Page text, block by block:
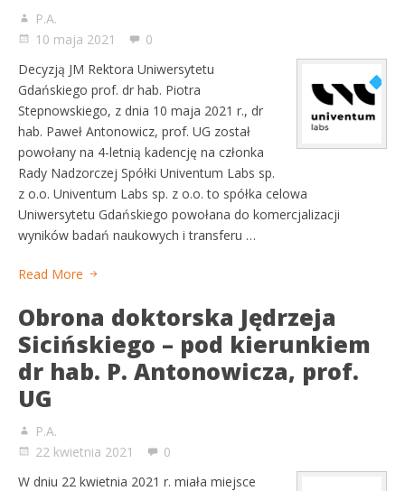
P.A.
10 maja 2021
0
Decyzją JM Rektora Uniwersytetu
Gdańskiego prof. dr hab. Piotra
Stepnowskiego, z dnia 10 maja 2021 r., dr
hab. Paweł Antonowicz, prof. UG został
powołany na 4-letnią kadencję na członka
Rady Nadzorczej Spółki Univentum Labs sp.
z o.o. Univentum Labs sp. z o.o. to spółka celowa
Uniwersytetu Gdańskiego powołana do komercjalizacji
wyników badań naukowych i transferu …
Read More
Obrona doktorska Jędrzeja
Sicińskiego – pod kierunkiem
dr hab. P. Antonowicza, prof.
UG
P.A.
22 kwietnia 2021
0
W dniu 22 kwietnia 2021 r. miała miejsce